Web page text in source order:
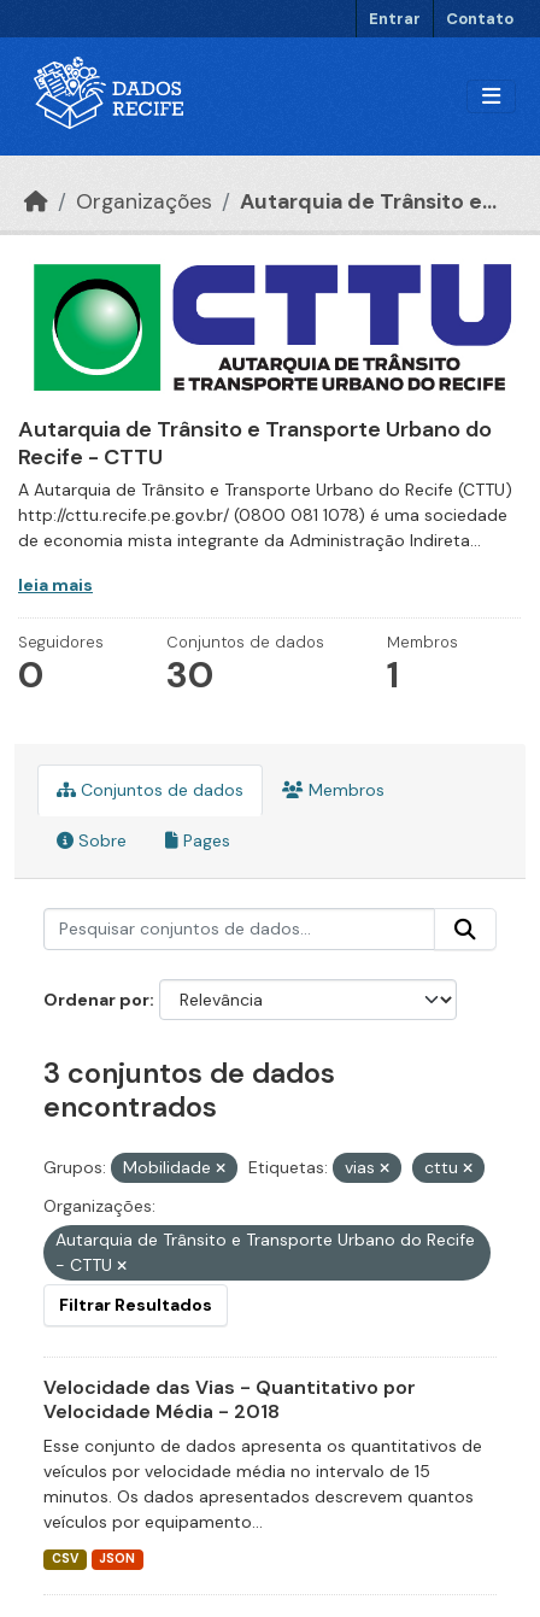
Entrar Contato
Organizações Autarquia de Trânsito e...
Autarquia de Trânsito e Transporte Urbano do
Recife - CTTU
A Autarquia de Trânsito e Transporte Urbano do Recife (CTTU)
http://cttu.recife.pe.gov.br/ (0800 081 1078) é uma sociedade
de economia mista integrante da Administração Indireta...
leia mais
Seguidores
0
Conjuntos de dados
30
Membros
1
Conjuntos de dados Membros
Sobre Pages
Ordenar por
3 conjuntos de dados
encontrados
Grupos: Mobilidade Etiquetas: vias
cttu
Organizações:
Autarquia de Trânsito e Transporte Urbano do Recife
- CTTU
Filtrar Resultados
Velocidade das Vias - Quantitativo por
Velocidade Média - 2018
Esse conjunto de dados apresenta os quantitativos de
veículos por velocidade média no intervalo de 15
minutos. Os dados apresentados descrevem quantos
veículos por equipamento...
CSV JSON